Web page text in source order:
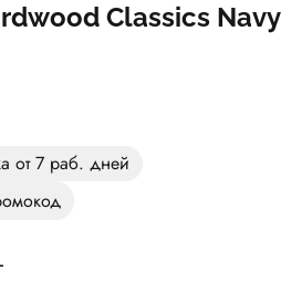
Classics Navy
от 7 раб. дней